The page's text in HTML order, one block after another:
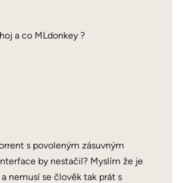
a co MLdonkey ?
s povoleným zásuvným
by nestačil? Myslím že je
nemusí se člověk tak prát s